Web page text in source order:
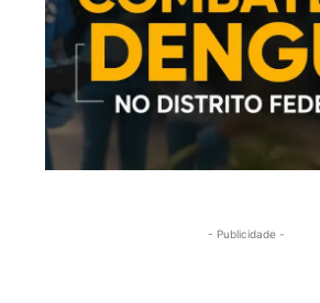
- Publicidade -